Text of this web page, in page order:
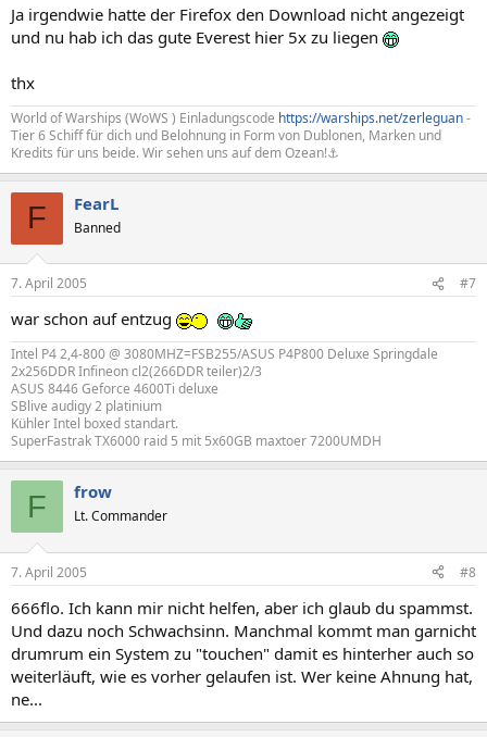
Ja irgendwie hatte der Firefox den Download nicht angezeigt
und nu hab ich das gute Everest hier 5x zu liegen
thx
World of Warships (WoWS ) Einladungscode https://warships.net/zerleguan-
Tier 6 Schiff für dich und Belohnung in Form von Dublonen, Marken und
Kredits für uns beide. Wir sehen uns auf dem Ozean!⚓
F FearL
Banned
7. April 2005 #7
war schon auf entzug
Intel P4 2,4-800 @ 3080MHZ=FSB255/ASUS P4P800 Deluxe Springdale
2x256DDR Infineon cl2(266DDR teiler)2/3
ASUS 8446 Geforce 4600Ti deluxe
SBlive audigy 2 platinium
Kühler Intel boxed standart.
SuperFastrak TX6000 raid 5 mit 5x60GB maxtoer 7200UMDH
F frow
Lt. Commander
7. April 2005 #8
666flo. Ich kann mir nicht helfen, aber ich glaub du spammst.
Und dazu noch Schwachsinn. Manchmal kommt man garnicht
drumrum ein System zu "touchen" damit es hinterher auch so
weiterläuft, wie es vorher gelaufen ist. Wer keine Ahnung hat,
ne...